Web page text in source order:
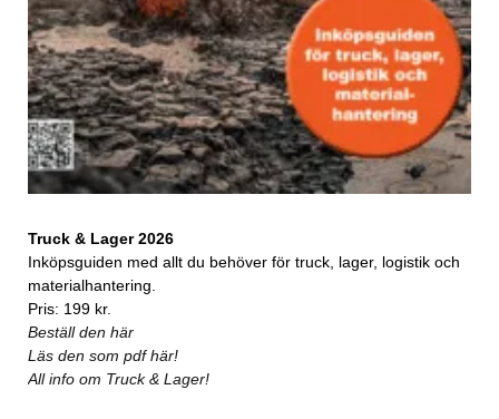
Truck & Lager 2026
Inköpsguiden med allt du behöver för truck, lager, logistik och
materialhantering.
Pris: 199 kr.
Beställ den här
Läs den som pdf här!
All info om Truck & Lager!